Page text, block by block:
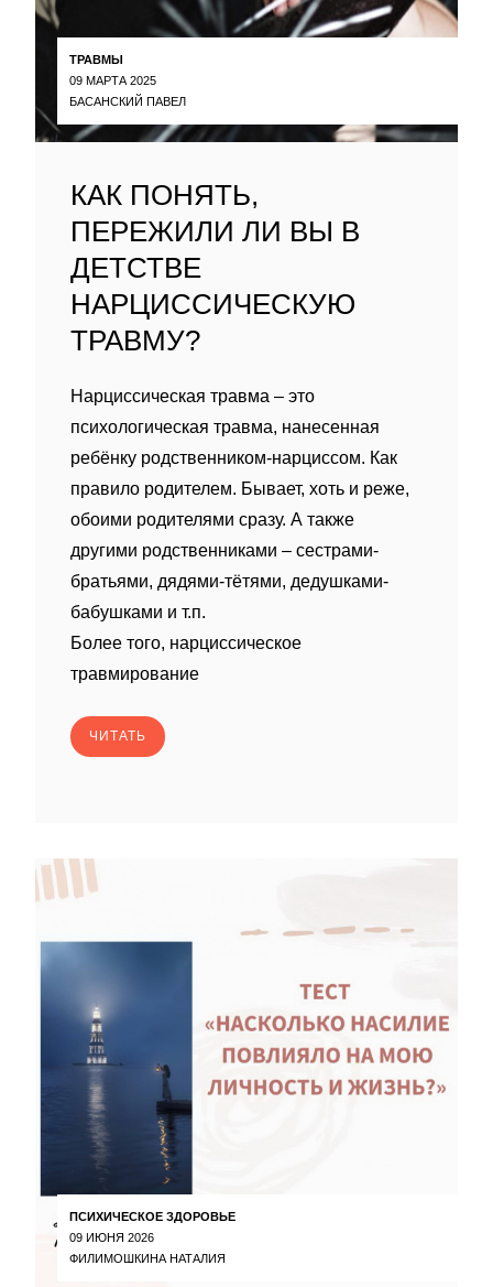
ТРАВМЫ
09 МАРТА 2025
БАСАНСКИЙ ПАВЕЛ
КАК ПОНЯТЬ,
ПЕРЕЖИЛИ ЛИ ВЫ В
ДЕТСТВЕ
НАРЦИССИЧЕСКУЮ
ТРАВМУ?
Нарциссическая травма – это
психологическая травма, нанесенная
ребëнку родственником-нарциссом. Как
правило родителем. Бывает, хоть и реже,
обоими родителями сразу. А также
другими родственниками – сестрами-
братьями, дядями-тëтями, дедушками-
бабушками и т.п.
Более того, нарциссическое
травмирование
ЧИТАТЬ
ПСИХИЧЕСКОЕ ЗДОРОВЬЕ
09 ИЮНЯ 2026
ФИЛИМОШКИНА НАТАЛИЯ